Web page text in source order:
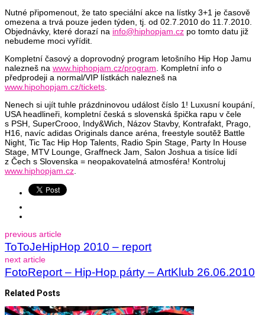
Nutné připomenout, že tato speciální akce na lístky 3+1 je časově
omezena a trvá pouze jeden týden, tj. od 02.7.2010 do 11.7.2010.
Objednávky, které dorazí na info@hiphopjam.cz po tomto datu již
nebudeme moci vyřídit.
Kompletní časový a doprovodný program letošního Hip Hop Jamu
nalezneš na www.hiphopjam.cz/program . Kompletní info o
předprodeji a normal/VIP lístkách nalezneš na
www.hipohopjam.cz/tickets
Nenech si ujít tuhle prázdninovou událost číslo 1! Luxusní koupání,
USA headlineři, kompletní česká s slovenská špička rapu v čele
s PSH, SuperCrooo, Indy&Wich, Názov Stavby, Kontrafakt, Prago,
H16, navíc adidas Originals dance aréna, freestyle soutěž Battle
Night, Tic Tac Hip Hop Talents, Radio Spin Stage, Party In House
Stage, MTV Lounge, Graffneck Jam, Salon Joshua a tisíce lidí
z Čech s Slovenska = neopakovatelná atmosféra! Kontroluj
www.hiphopjam.cz
previous article
ToToJeHipHop 2010 – report
next article
FotoReport – Hip-Hop párty – ArtKlub 26.06.2010
Related Posts